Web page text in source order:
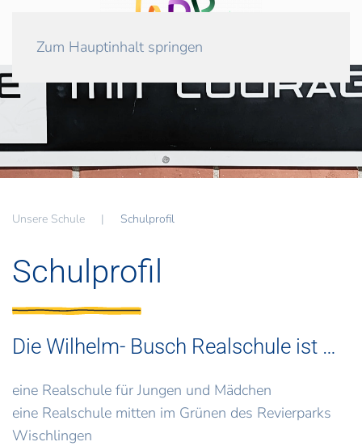
Zum Hauptinhalt springen
Unsere Schule Schulprofil
Schulprofil
Die Wilhelm- Busch Realschule ist …
eine Realschule für Jungen und Mädchen
eine Realschule mitten im Grünen des Revierparks
Wischlingen